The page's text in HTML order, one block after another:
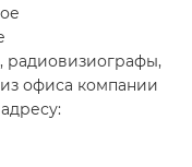
радиовизиографы,
офиса компании